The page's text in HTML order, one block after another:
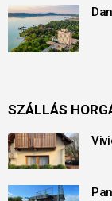
SZÁLLÁS